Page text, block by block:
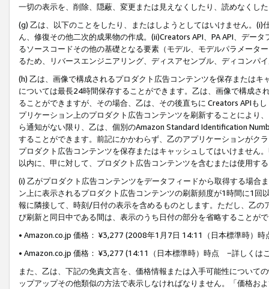
一切の表示を、削除、隠蔽、変更または見えなくしたり、読めなくし
(g) 乙は、以下のことをしたり、またはしようとしてはいけません。
ん、修復その他二次的成果物の作成。(ii)Creators API、PA API、デー
るソースコードその他の基礎となる要素（モデル、モデルパラメータ
るため、リバースエンジニアリング、ディスアセンブル、ディコンパ
(h) 乙は、画像で構成されるプロダクト広告コンテンツを保存または
については最長24時間保存することができます。乙は、画像で構成
ることができますが、その場合、乙は、その後直ちに Creators APIも
プリケーション上のプロダクト広告コンテンツを刷新することにより
ら通知がない限り、乙は、個別のAmazon Standard Identification
することができます。前記にかかわらず、乙のアプリケーションがク
プロダクト広告コンテンツを保存またはキャッシュしてはいけません
以内に、甲に対して、プロダクト広告コンテンツを含むまたは使用す
(i) 乙がプロダクト広告コンテンツをデータフィードから取得する場合
ン上に表示されるプロダクト広告コンテンツの刷新頻度が1時間に1
報に隣接して、時刻/日付の表示を含めるものとします。ただし、乙
び刷新と同日中である間は、表示のうち日付の部分を省略することが
• Amazon.co.jp 価格： ¥3,277 (2008年1月7日 14:11（日本標準時）
• Amazon.co.jp 価格： ¥3,277 (14:11（日本標準時）時点 −詳しくは
また、乙は、下記の免責文言を、価格情報または入手可能性について
ップアップその他類似の方法で表示しなければなりません。「価格